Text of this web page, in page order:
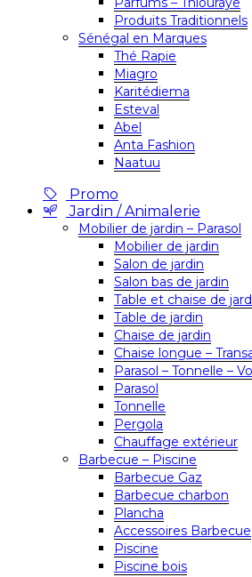
Produits Traditionnels
Sénégal en Marques
Thé Rapie
Miagro
Karitédiema
Esteval
Abel
Anta Fashion
Naatuu
Promo
Jardin / Animalerie
Mobilier de jardin – Parasol
Mobilier de jardin
Salon de jardin
Salon bas de jardin
Table et chaise de
Table de jardin
Chaise de jardin
Chaise longue –
Parasol – Tonnelle –
Parasol
Tonnelle
Pergola
Chauffage extérieur
Barbecue – Piscine
Barbecue Gaz
Barbecue charbon
Plancha
Accessoires Barbecue
Piscine
Piscine bois